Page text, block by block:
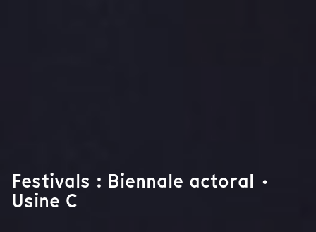
Festivals : Biennale actoral ·
Usine C